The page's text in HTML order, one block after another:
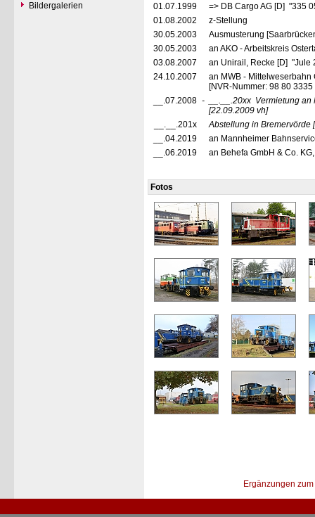
Bildergalerien
01.07.1999
=> DB Cargo AG [D] "335
01.08.2002
z-Stellung
30.05.2003
Ausmusterung
30.05.2003
an AKO - Arbeitskreis
03.08.2007
an Unirail, Recke [D] "Jule
24.10.2007
an MWB -
[NVR-Nummer: 98 80
__.07.2008 - __.__.20xx Vermietung an
[22.09.2009 vh]
__.__.201x
Abstellung in Bremervörde
__.04.2019
an Mannheimer
__.06.2019
an Behefa GmbH & Co.
Fotos
Ergänzungen